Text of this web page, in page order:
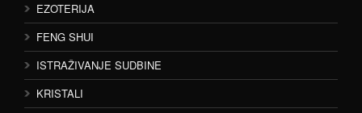
EZOTERIJA
FENG SHUI
ISTRAŽIVANJE SUDBINE
KRISTALI